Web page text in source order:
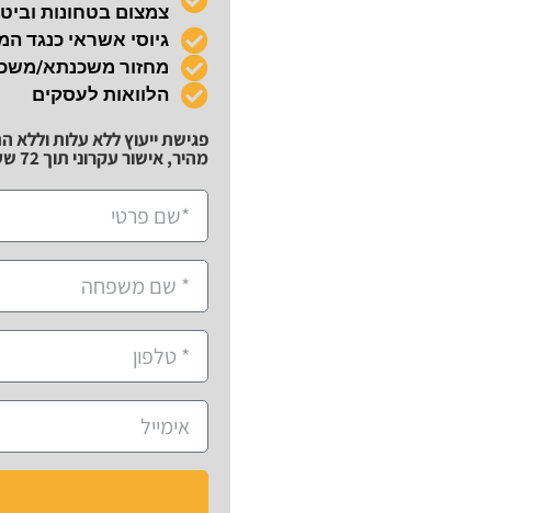
צמצום בטחונות
גיוסי אשראי כנגד
מחזור משכנתא/
הלוואות לעסקים
פגישת ייעוץ ללא עלות וללא
מהיר, אישור עקרוני תוך 72 שעות